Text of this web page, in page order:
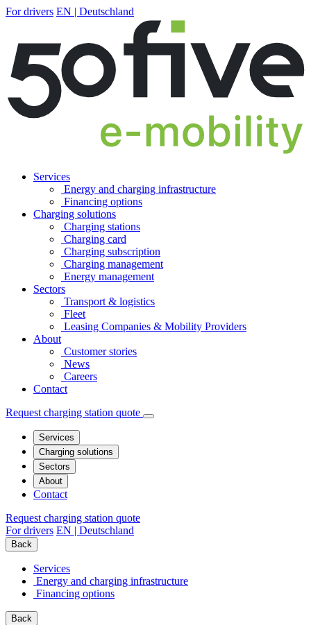
For drivers EN | Deutschland
Services
Energy and charging infrastructure
Financing options
Charging solutions
Charging stations
Charging card
Charging subscription
Charging management
Energy management
Sectors
Transport & logistics
Fleet
Leasing Companies & Mobility Providers
About
Customer stories
News
Careers
Contact
Request charging station quote
Services
Charging solutions
Sectors
About
Contact
Request charging station quote
For drivers EN | Deutschland
Back
Services
Energy and charging infrastructure
Financing options
Back